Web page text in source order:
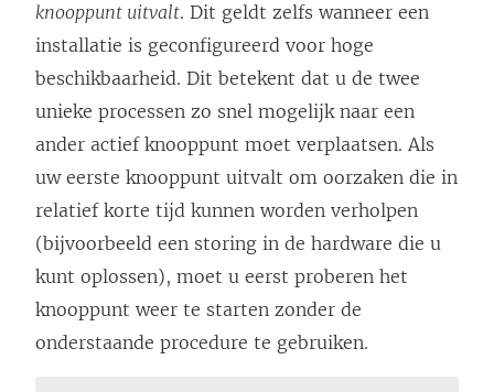
knooppunt uitvalt. Dit geldt zelfs wanneer een
installatie is geconfigureerd voor hoge
beschikbaarheid. Dit betekent dat u de twee
unieke processen zo snel mogelijk naar een
ander actief knooppunt moet verplaatsen. Als
uw eerste knooppunt uitvalt om oorzaken die in
relatief korte tijd kunnen worden verholpen
(bijvoorbeeld een storing in de hardware die u
kunt oplossen), moet u eerst proberen het
knooppunt weer te starten zonder de
onderstaande procedure te gebruiken.